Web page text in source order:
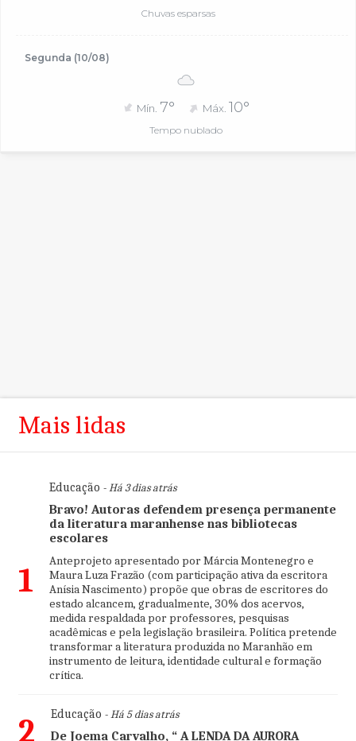
Chuvas esparsas
Segunda (10/08)
Mín. 7° Máx. 10°
Tempo nublado
Mais lidas
1
Educação - Há 3 dias atrás
Bravo! Autoras defendem presença permanente
da literatura maranhense nas bibliotecas
escolares
Anteprojeto apresentado por Márcia Montenegro e
Maura Luza Frazão (com participação ativa da escritora
Anísia Nascimento) propõe que obras de escritores do
estado alcancem, gradualmente, 30% dos acervos,
medida respaldada por professores, pesquisas
acadêmicas e pela legislação brasileira. Política pretende
transformar a literatura produzida no Maranhão em
instrumento de leitura, identidade cultural e formação
crítica.
2 Educação - Há 5 dias atrás
De Joema Carvalho, “ A LENDA DA AURORA